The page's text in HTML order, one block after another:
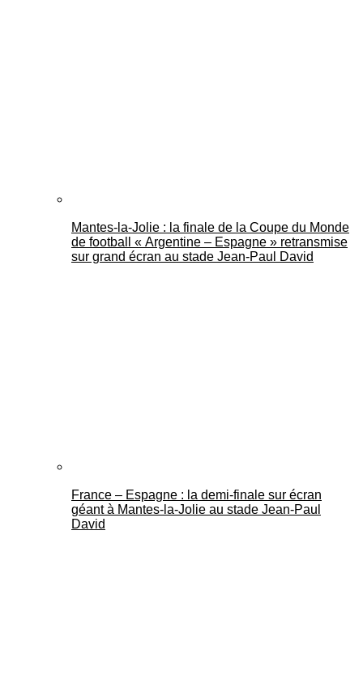
Mantes-la-Jolie : la finale de la Coupe du Monde
de football « Argentine – Espagne » retransmise
sur grand écran au stade Jean-Paul David
France – Espagne : la demi-finale sur écran
géant à Mantes-la-Jolie au stade Jean-Paul
David